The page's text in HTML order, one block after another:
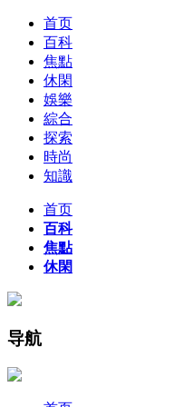
首页
百科
焦點
休閑
娛樂
綜合
探索
時尚
知識
首页
百科
焦點
休閑
导航